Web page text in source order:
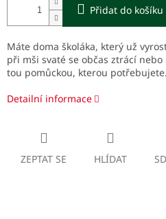
Přidat do košíku
Máte doma školáka, který už
při mši svaté se občas ztrácí
tou pomůckou, kterou potřebujete.
Detailní informace
ZEPTAT SE HLÍDAT